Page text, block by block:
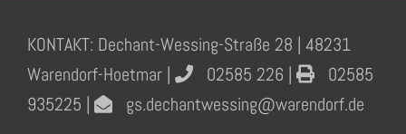
KONTAKT: Dechant-Wessing-Straße 28 | 48231
Warendorf-Hoetmar |
02585 226 |
02585
935225 |
gs.dechantwessing@warendorf.de